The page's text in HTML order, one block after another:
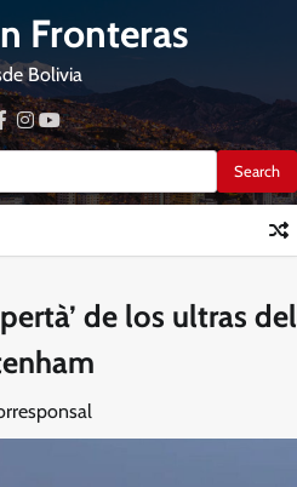
Fronteras
Bolivia
facebook
instagram
youtube
de los ultras del